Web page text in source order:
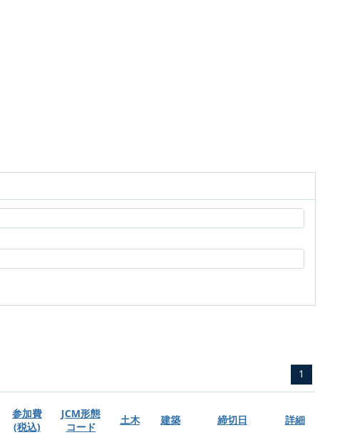
1
参加費
(税込)
JCM形態
コード
土木 建築 締切日 詳細